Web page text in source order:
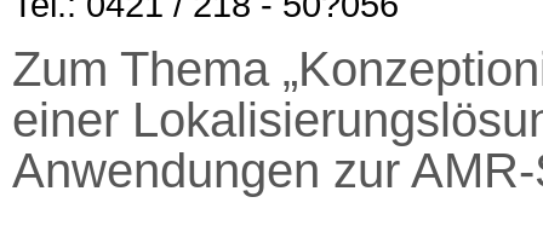
Zum Thema
einer
Anwendungen zur